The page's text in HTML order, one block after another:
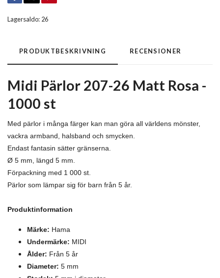
Lagersaldo: 26
PRODUKTBESKRIVNING RECENSIONER
Midi Pärlor 207-26 Matt Rosa -
1000 st
Med pärlor i många färger kan man göra all världens mönster,
vackra armband, halsband och smycken.
Endast fantasin sätter gränserna.
Ø 5 mm, längd 5 mm.
Förpackning med 1 000 st.
Pärlor som lämpar sig för barn från 5 år.
Produktinformation
Märke: Hama
Undermärke: MIDI
Ålder: Från 5 år
Diameter: 5 mm